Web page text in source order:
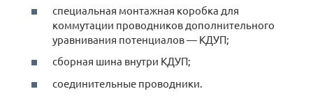
специальная монтажная коробка для
коммутации проводников дополнительного
уравнивания потенциалов — КДУП;
сборная шина внутри КДУП;
соединительные проводники.